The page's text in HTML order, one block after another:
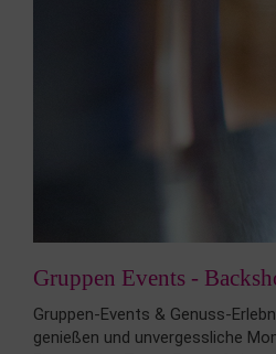
Gruppen Events -
Gruppen-Events & Genuss-
genießen und unvergessliche